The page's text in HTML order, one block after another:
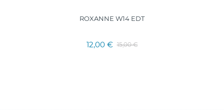
ROXANNE W14 EDT
12,00 € 15,00 €